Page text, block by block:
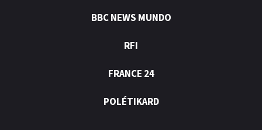
BBC NEWS MUNDO
RFI
FRANCE 24
POLÉTIKARD